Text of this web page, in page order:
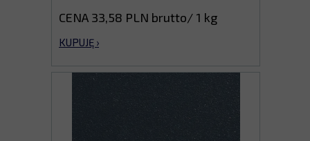
CENA 33,58 PLN brutto/ 1 kg
KUPUJĘ ›